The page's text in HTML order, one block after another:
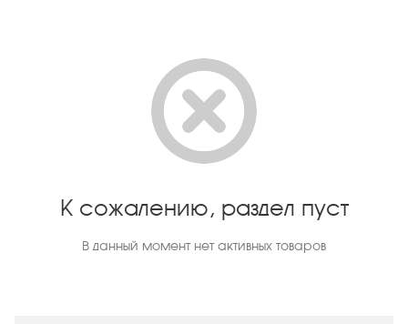
К сожалению, раздел пуст
В данный момент нет активных товаров